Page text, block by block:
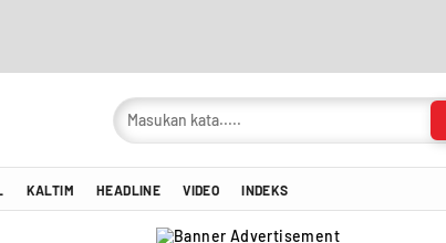
Terkini!
KALTIM HEADLINE VIDEO INDEKS